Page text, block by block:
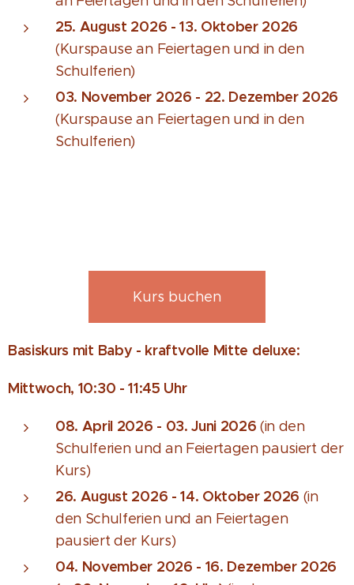
25. August 2026 - 13. Oktober 2026
(Kurspause an Feiertagen und in den
Schulferien)
03. November 2026 - 22. Dezember 2026
(Kurspause an Feiertagen und in den
Schulferien)
Kurs buchen
Basiskurs mit Baby - kraftvolle Mitte deluxe:
Mittwoch, 10:30 - 11:45 Uhr
08. April 2026 - 03. Juni 2026 (in den
Schulferien und an Feiertagen pausiert der
Kurs)
26. August 2026 - 14. Oktober 2026 (in
den Schulferien und an Feiertagen
pausiert der Kurs)
04. November 2026 - 16. Dezember 2026